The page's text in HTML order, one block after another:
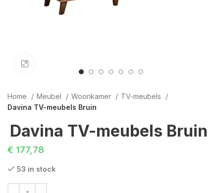
Home Meubel Woonkamer
TV-meubels
Davina TV-meubels Bruin
Davina TV-meubels Bruin
€ 177,78
53 in stock